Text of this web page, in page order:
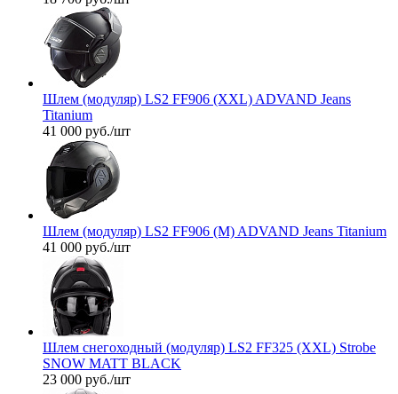
Шлем (модуляр) LS2 FF906 (XXL) ADVAND Jeans
Titanium
41 000 руб./шт
Шлем (модуляр) LS2 FF906 (M) ADVAND Jeans Titanium
41 000 руб./шт
Шлем снегоходный (модуляр) LS2 FF325 (XXL) Strobe
SNOW MATT BLACK
23 000 руб./шт